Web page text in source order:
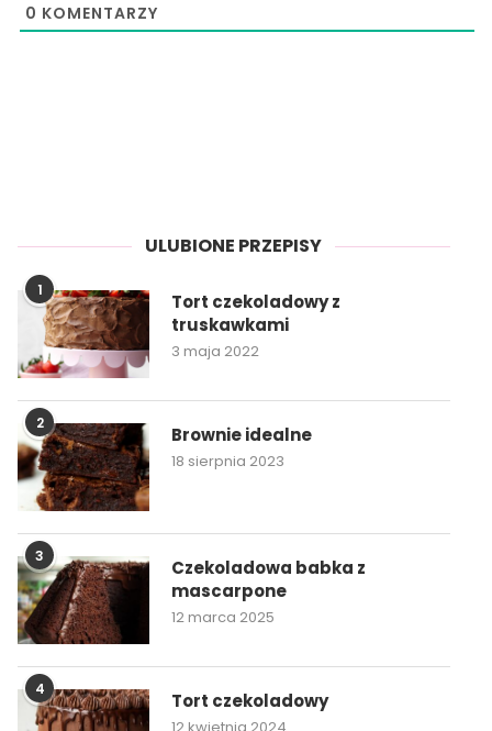
0 KOMENTARZY
ULUBIONE PRZEPISY
1
Tort czekoladowy z
truskawkami
3 maja 2022
2 Brownie idealne
18 sierpnia 2023
3
Czekoladowa babka z
mascarpone
12 marca 2025
4 Tort czekoladowy
12 kwietnia 2024